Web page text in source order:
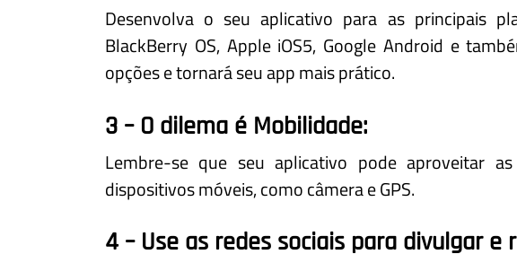
Desenvolva o seu aplicativo para as principais
BlackBerry OS, Apple iOS5, Google Android e
opções e tornará seu app mais prático.
3 – O dilema é Mobilidade:
Lembre-se que seu aplicativo pode aproveitar
dispositivos móveis, como câmera e GPS.
4 – Use as redes sociais para divulgar e